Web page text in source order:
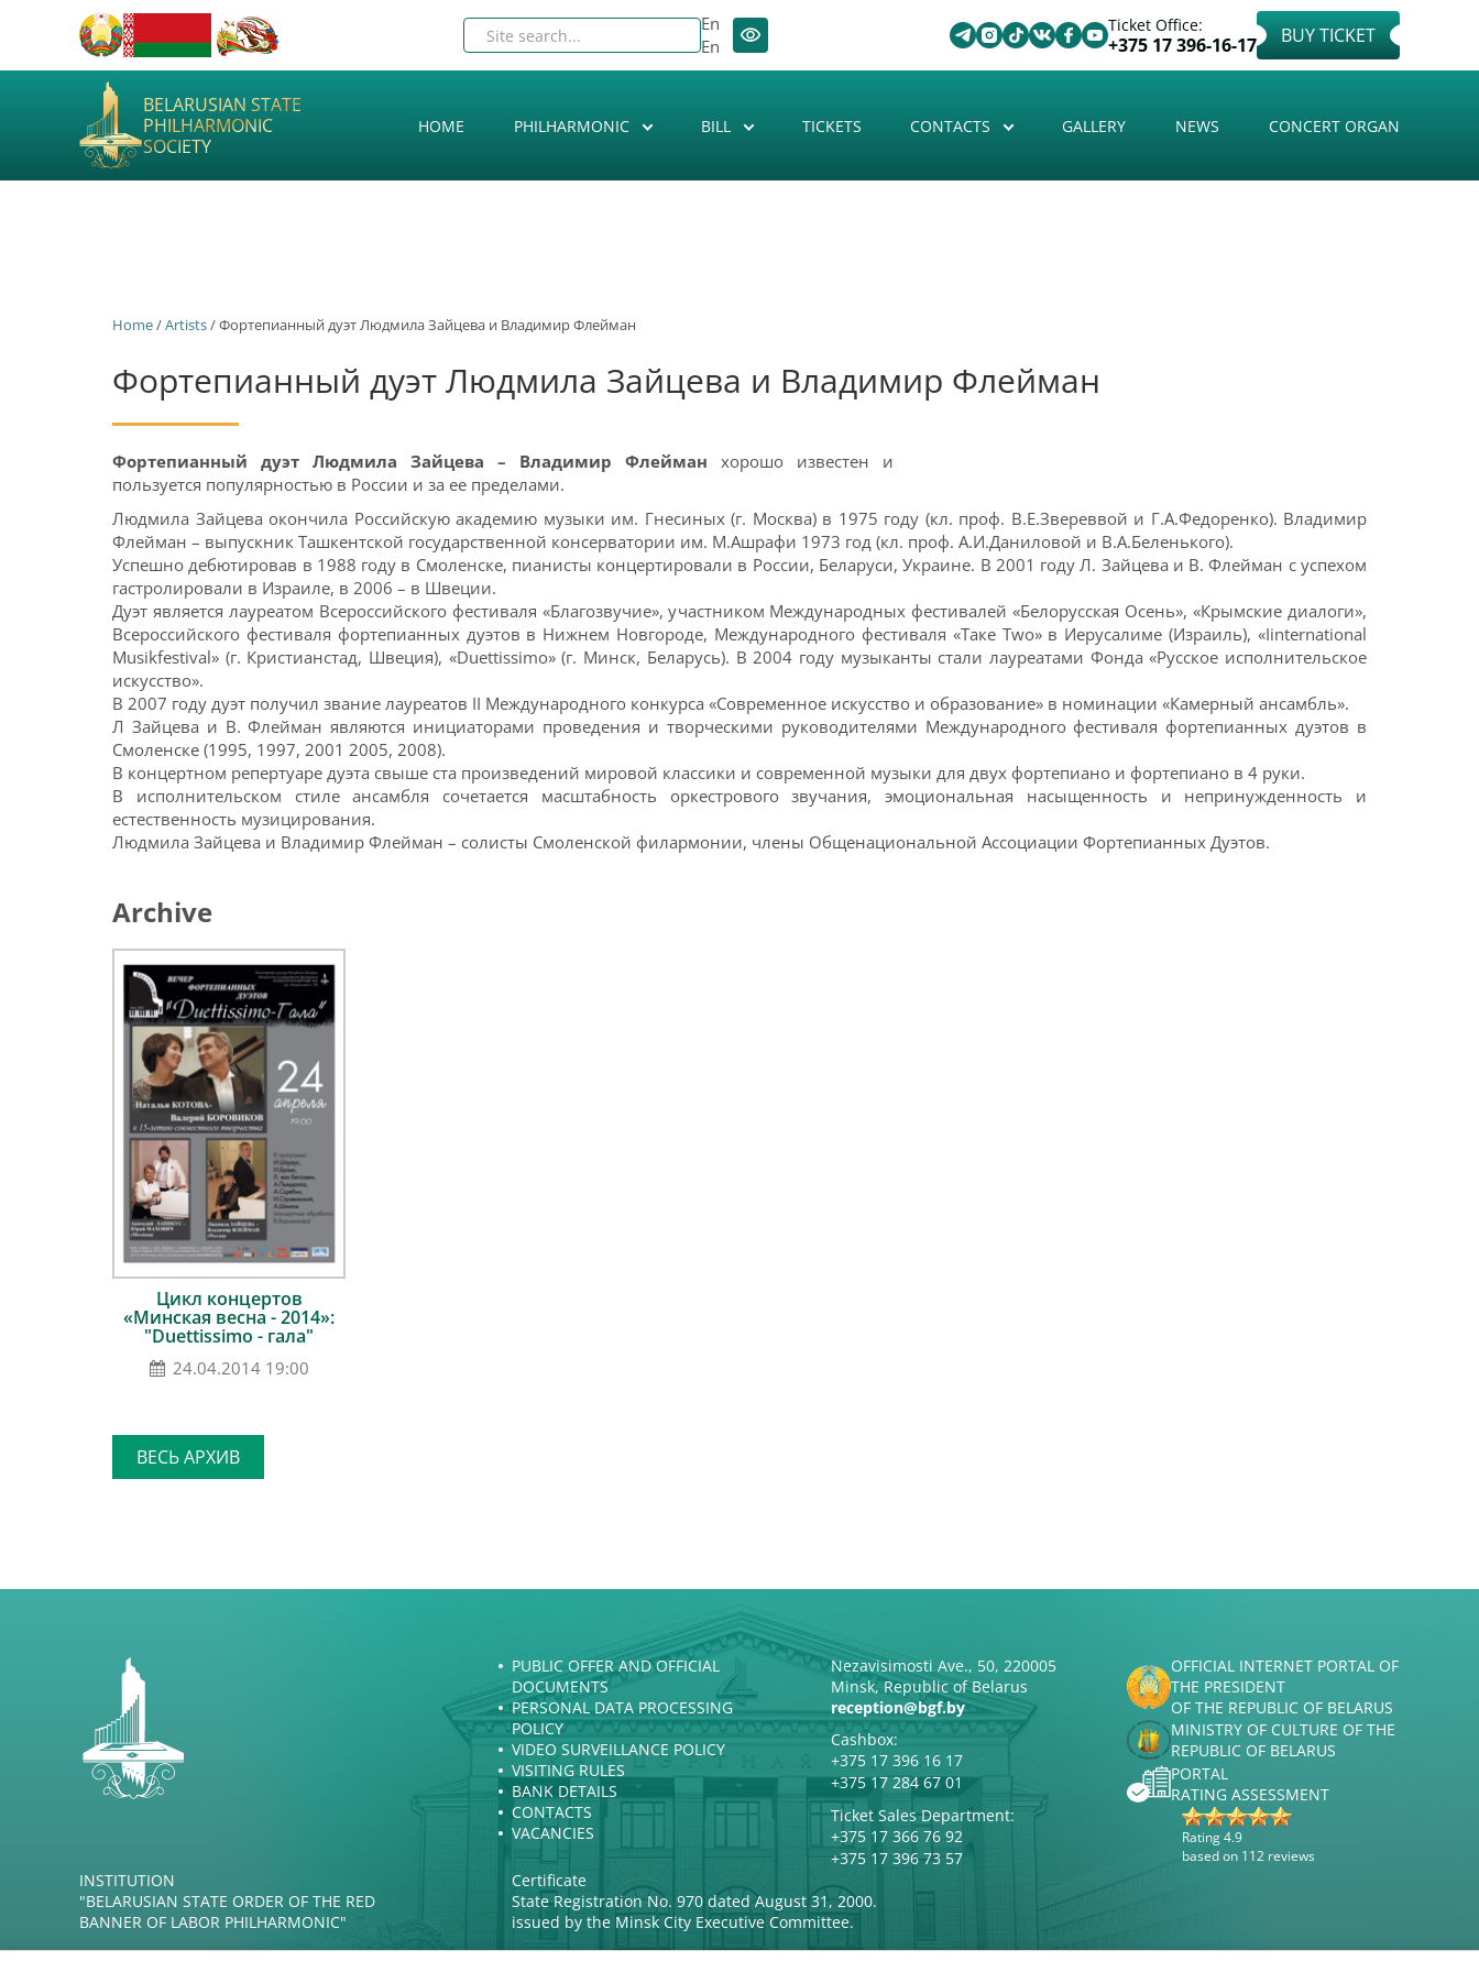
Ticket Office:
+375 17 396-16-17 BUY TICKET
En
En
BELARUSIAN STATE
PHILHARMONIC
SOCIETY
HOME PHILHARMONIC BILL TICKETS CONTACTS GALLERY NEWS CONCERT ORGAN
Home/Artists/ Фортепианный дуэт Людмила Зайцева и Владимир Флейман
Фортепианный дуэт Людмила Зайцева и Владимир Флейман
Фортепианный дуэт Людмила Зайцева – Владимир Флейман хорошо известен и
пользуется популярностью в России и за ее пределами.
Людмила Зайцева окончила Российскую академию музыки им. Гнесиных (г. Москва) в 1975 году (кл. проф. В.Е.Звереввой и Г.А.Федоренко). Владимир
Флейман – выпускник Ташкентской государственной консерватории им. М.Ашрафи 1973 год (кл. проф. А.И.Даниловой и В.А.Беленького).
Успешно дебютировав в 1988 году в Смоленске, пианисты концертировали в России, Беларуси, Украине. В 2001 году Л. Зайцева и В. Флейман с успехом
гастролировали в Израиле, в 2006 – в Швеции.
Дуэт является лауреатом Всероссийского фестиваля «Благозвучие», участником Международных фестивалей «Белорусская Осень», «Крымские диалоги»,
Всероссийского фестиваля фортепианных дуэтов в Нижнем Новгороде, Международного фестиваля «Таке Two» в Иерусалиме (Израиль), «Iinternational
Musikfestival» (г. Кристианстад, Швеция), «Duettissimo» (г. Минск, Беларусь). В 2004 году музыканты стали лауреатами Фонда «Русское исполнительское
искусство».
В 2007 году дуэт получил звание лауреатов II Международного конкурса «Современное искусство и образование» в номинации «Камерный ансамбль».
Л Зайцева и В. Флейман являются инициаторами проведения и творческими руководителями Международного фестиваля фортепианных дуэтов в
Смоленске (1995, 1997, 2001 2005, 2008).
В концертном репертуаре дуэта свыше ста произведений мировой классики и современной музыки для двух фортепиано и фортепиано в 4 руки.
В исполнительском стиле ансамбля сочетается масштабность оркестрового звучания, эмоциональная насыщенность и непринужденность и
естественность музицирования.
Людмила Зайцева и Владимир Флейман – солисты Смоленской филармонии, члены Общенациональной Ассоциации Фортепианных Дуэтов.
Archive
Цикл концертов
«Минская весна - 2014»:
"Duettissimo - гала"
24.04.2014 19:00
ВЕСЬ АРХИВ
INSTITUTION
"BELARUSIAN STATE ORDER OF THE RED
BANNER OF LABOR PHILHARMONIC"
PUBLIC OFFER AND OFFICIAL
DOCUMENTS
PERSONAL DATA PROCESSING
POLICY
VIDEO SURVEILLANCE POLICY
VISITING RULES
BANK DETAILS
CONTACTS
VACANCIES
Nezavisimosti Ave., 50, 220005
Minsk, Republic of Belarus
reception@bgf.by
Cashbox:
+375 17 396 16 17
+375 17 284 67 01
Ticket Sales Department:
+375 17 366 76 92
+375 17 396 73 57
Certificate
State Registration No. 970 dated August 31, 2000.
issued by the Minsk City Executive Committee.
OFFICIAL INTERNET PORTAL OF
THE PRESIDENT
OF THE REPUBLIC OF BELARUS
MINISTRY OF CULTURE OF THE
REPUBLIC OF BELARUS
PORTAL
RATING ASSESSMENT
Rating 4.9
based on 112 reviews